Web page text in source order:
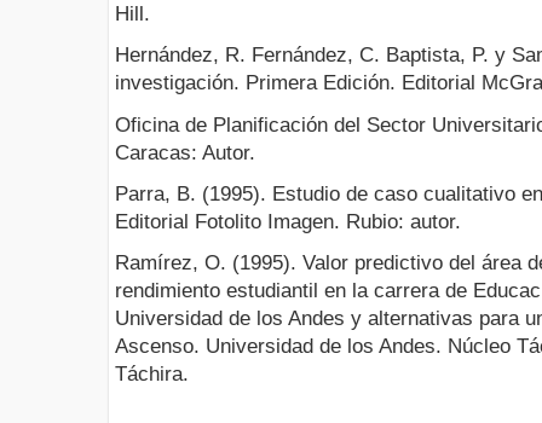
Hill.
Hernández, R. Fernández, C. Baptista, P. y
investigación. Primera Edición. Editorial
Oficina de Planificación del Sector
Caracas: Autor.
Parra, B. (1995). Estudio de caso cualitativo
Editorial Fotolito Imagen. Rubio: autor.
Ramírez, O. (1995). Valor predictivo del área
rendimiento estudiantil en la carrera de
Universidad de los Andes y alternativas para
Ascenso. Universidad de los Andes. Núcleo
Táchira.